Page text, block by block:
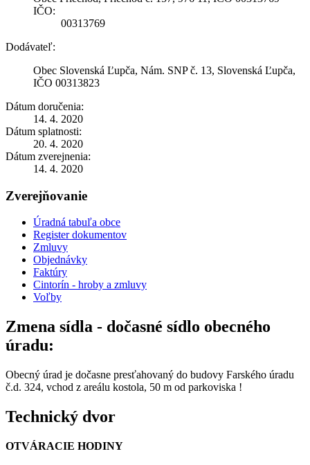
IČO:
00313769
Dodávateľ:
Obec Slovenská Ľupča, Nám. SNP č. 13, Slovenská Ľupča,
IČO 00313823
Dátum doručenia:
14. 4. 2020
Dátum splatnosti:
20. 4. 2020
Dátum zverejnenia:
14. 4. 2020
Zverejňovanie
Úradná tabuľa obce
Register dokumentov
Zmluvy
Objednávky
Faktúry
Cintorín - hroby a zmluvy
Voľby
Zmena sídla - dočasné sídlo obecného
úradu:
Obecný úrad je dočasne presťahovaný do budovy Farského úradu
č.d. 324, vchod z areálu kostola, 50 m od parkoviska !
Technický dvor
OTVÁRACIE HODINY